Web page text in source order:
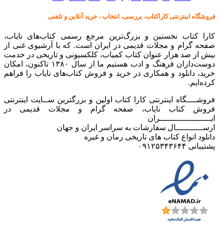
فروشگاه اینترنتی کاراکتاب، بررسی، انتخاب ، خرید آنلاین و تلفنی
کارا کتاب نخستین و بزرگ‌ترین مرجع رسمی کتاب‌های نایاب،
صفحه گرام و مجلات قدیمی در ایران است. که با آرشیوی غنی از
بیش از صد هزار عنوان کتاب کمیاب، کلکسیونی و تاریخی در خدمت
دوست‌داران فرهنگ و ادب هستیم ما از سال ۱۳۸۰ تاکنون، امکان
خرید، دانلود و همکاری در خرید و فروش کتاب‌های نایاب را فراهم
کرده‌ایم.
فروشــــگاه اینترنتی کارا کتاب اولین و بزرگترین ســایت اینترنتی
فروش کتاب نایاب، صفحه گرام و مجلات قدیمی در
ایـــــــــــــــــــــران
ارســـــــــــال سفارشات به سراسر ایران و جهان
دانلود انواع کتاب های تاریخی رمان و غیره
پشتیبانی ۰۹۱۲۵۳۴۳۶۴۴